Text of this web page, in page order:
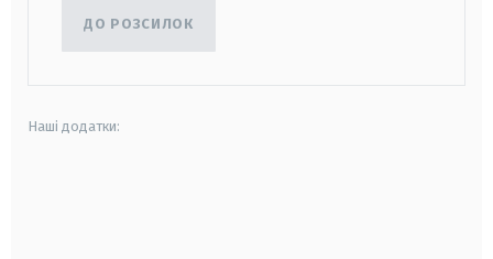
ДО РОЗСИЛОК
Наші додатки: